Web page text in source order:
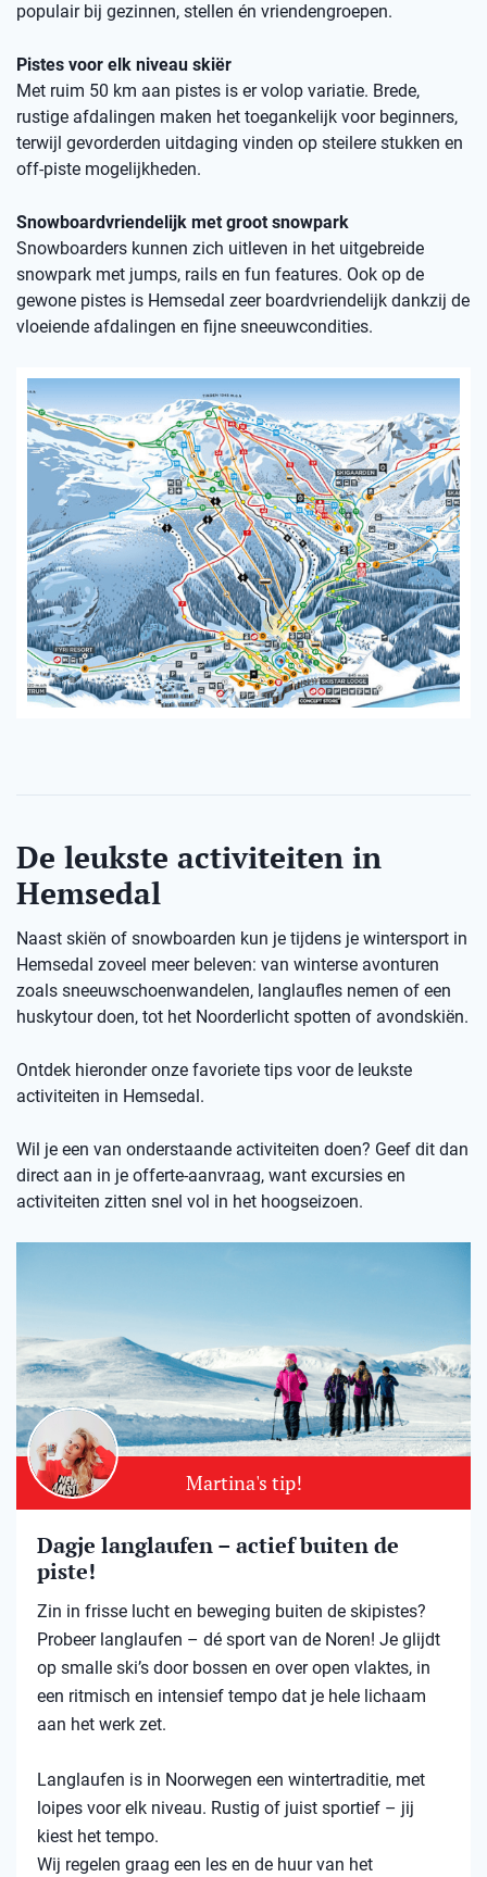
populair bij gezinnen, stellen én vriendengroepen.
Pistes voor elk niveau skiër
Met ruim 50 km aan pistes is er volop variatie. Brede,
rustige afdalingen maken het toegankelijk voor beginners,
terwijl gevorderden uitdaging vinden op steilere stukken en
off-piste mogelijkheden.
Snowboardvriendelijk met groot snowpark
Snowboarders kunnen zich uitleven in het uitgebreide
snowpark met jumps, rails en fun features. Ook op de
gewone pistes is Hemsedal zeer boardvriendelijk dankzij de
vloeiende afdalingen en fijne sneeuwcondities.
De leukste activiteiten in
Hemsedal
Naast skiën of snowboarden kun je tijdens je wintersport in
Hemsedal zoveel meer beleven: van winterse avonturen
zoals sneeuwschoenwandelen, langlaufles nemen of een
huskytour doen, tot het Noorderlicht spotten of avondskiën.
Ontdek hieronder onze favoriete tips voor de leukste
activiteiten in Hemsedal.
Wil je een van onderstaande activiteiten doen? Geef dit dan
direct aan in je offerte-aanvraag, want excursies en
activiteiten zitten snel vol in het hoogseizoen.
Martina's tip!
Dagje langlaufen – actief buiten de
piste!
Zin in frisse lucht en beweging buiten de skipistes?
Probeer langlaufen – dé sport van de Noren! Je glijdt
op smalle ski’s door bossen en over open vlaktes, in
een ritmisch en intensief tempo dat je hele lichaam
aan het werk zet.
Langlaufen is in Noorwegen een wintertraditie, met
loipes voor elk niveau. Rustig of juist sportief – jij
kiest het tempo.
Wij regelen graag een les en de huur van het